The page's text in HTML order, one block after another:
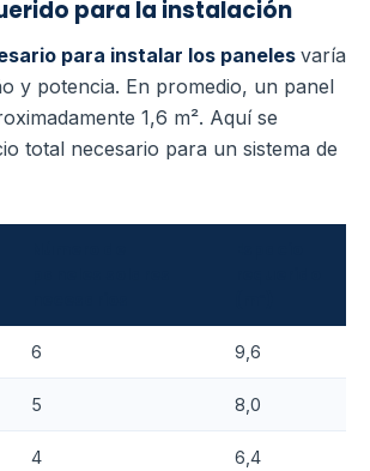
para la instalación
para instalar los paneles varía
y potencia. En promedio, un panel
1,6 m². Aquí se
total necesario para un sistema de
6 9,6
5 8,0
4 6,4